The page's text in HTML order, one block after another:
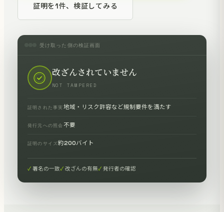
証明を1件、検証してみる
受け取った側の検証画面
改ざんされていません
NOT TAMPERED
証明された事実地域・リスク許容など規制要件を満たす
発行元への照会 不要
証明のサイズ約200バイト
署名の一致 改ざんの有無 発行者の確認